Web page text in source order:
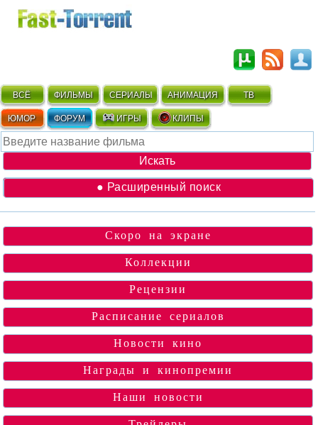
ВСЁ ФИЛЬМЫ СЕРИАЛЫ АНИМАЦИЯ ТВ
ЮМОР ФОРУМ ИГРЫ КЛИПЫ
● Расширенный поиск
Скоро на экране
Коллекции
Рецензии
Расписание сериалов
Новости кино
Награды и кинопремии
Наши новости